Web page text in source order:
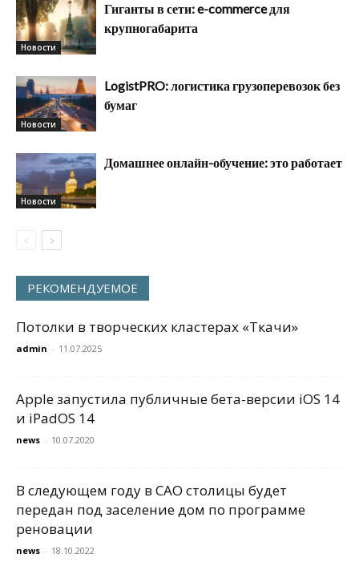
Новости
Гиганты в сети: e-commerce для
крупногабарита
Новости
LogistPRO: логистика грузоперевозок без
бумаг
Новости
Домашнее онлайн-обучение: это работает
РЕКОМЕНДУЕМОЕ
Потолки в творческих кластерах «Ткачи»
admin - 11.07.2025
Apple запустила публичные бета-версии iOS 14
и iPadOS 14
news - 10.07.2020
В следующем году в САО столицы будет
передан под заселение дом по программе
реновации
news - 18.10.2022